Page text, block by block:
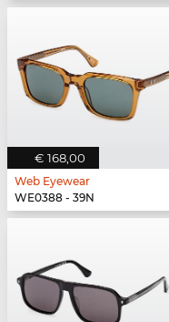
€ 168,00
Web Eyewear
WE0388 - 39N